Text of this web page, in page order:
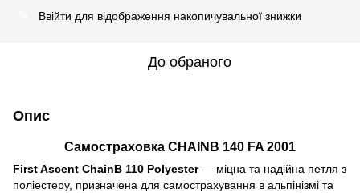
Ввійти для відображення накопичувальної знижки
До обраного
Опис
Самостраховка CHAINB 140 FA 2001
First Ascent ChainB 110 Polyester— міцна та надійна петля з
поліестеру, призначена для самострахування в альпінізмі та